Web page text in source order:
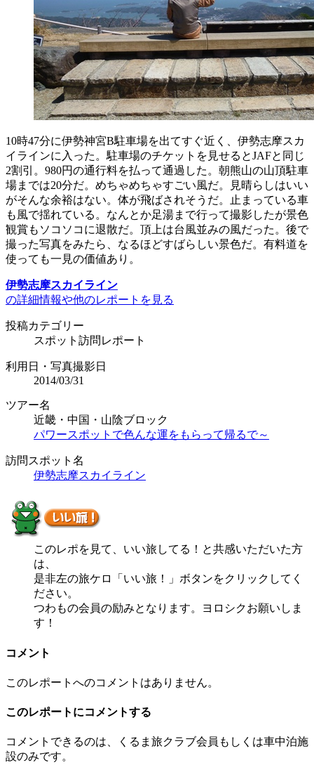
10時47分に伊勢神宮B駐車場を出てすぐ近く、伊勢志摩スカ
イラインに入った。駐車場のチケットを見せるとJAFと同じ
2割引。980円の通行料を払って通過した。朝熊山の山頂駐車
場までは20分だ。めちゃめちゃすごい風だ。見晴らしはいい
がそんな余裕はない。体が飛ばされそうだ。止まっている車
も風で揺れている。なんとか足湯まで行って撮影したが景色
観賞もソコソコに退散だ。頂上は台風並みの風だった。後で
撮った写真をみたら、なるほどすばらしい景色だ。有料道を
使っても一見の価値あり。
伊勢志摩スカイライン
の詳細情報や他のレポートを見る
投稿カテゴリー
スポット訪問レポート
利用日・写真撮影日
2014/03/31
ツアー名
近畿・中国・山陰ブロック
パワースポットで色んな運をもらって帰るで～
訪問スポット名
伊勢志摩スカイライン
このレポを見て、いい旅してる！と共感いただいた方
は、
是非左の旅ケロ「いい旅！」ボタンをクリックしてく
ださい。
つわもの会員の励みとなります。ヨロシクお願いしま
す！
コメント
このレポートへのコメントはありません。
このレポートにコメントする
コメントできるのは、くるま旅クラブ会員もしくは車中泊施
設のみです。